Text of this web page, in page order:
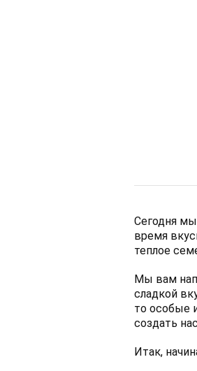
Сегодня
время
теплое
Мы вам
сладкой
то особые
создать
Итак,